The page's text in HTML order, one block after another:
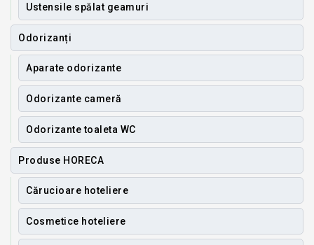
Ustensile spălat geamuri
Odorizanți
Aparate odorizante
Odorizante cameră
Odorizante toaleta WC
Produse HORECA
Cărucioare hoteliere
Cosmetice hoteliere